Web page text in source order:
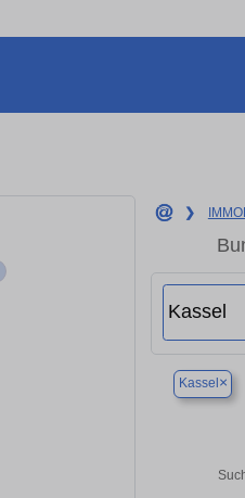
❯
Kassel ×